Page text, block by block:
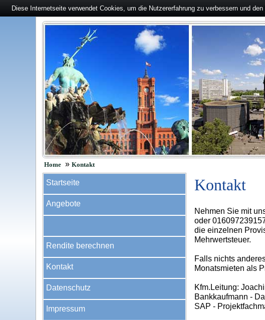
Home » Kontakt
Startseite
Angebote
Rendite berechnen
Kontakt
Datenschutz
Impressum
Kontakt
Nehmen Sie mit
oder
die einzelnen
Mehrwertsteuer.
Falls nichts
Monatsmieten als
Kfm.Leitung:
Bankkaufmann -
SAP -
Diese Internetseite verwendet Cookies, um die Nutzererfahrung zu verbessern und